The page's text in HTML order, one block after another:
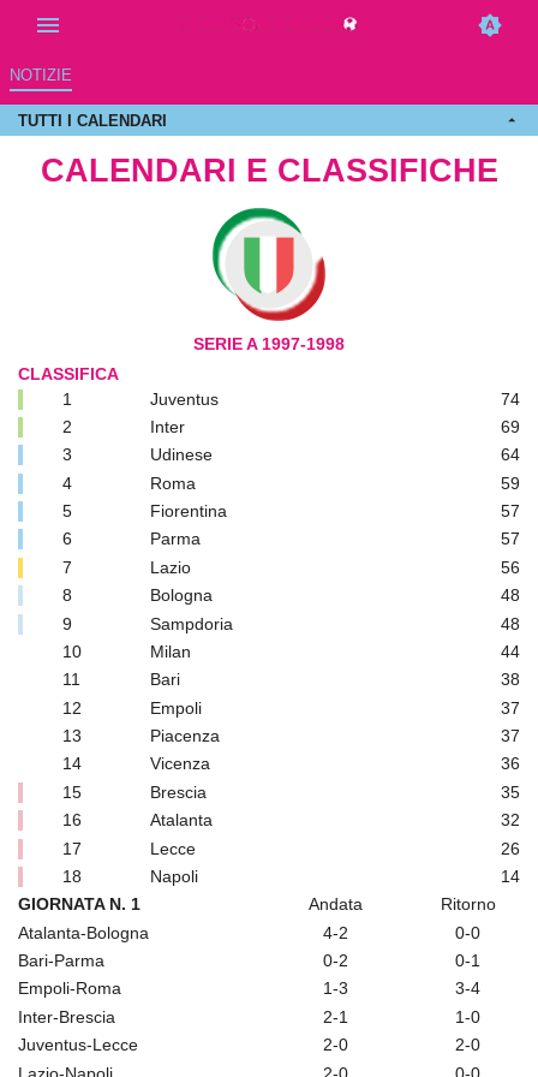
NOTIZIE
TUTTI I CALENDARI
CALENDARI E CLASSIFICHE
SERIE A 1997-1998
CLASSIFICA
1
Juventus
74
2
Inter
69
3
Udinese
64
4
Roma
59
5
Fiorentina
57
6
Parma
57
7
Lazio
56
8
Bologna
48
9
Sampdoria
48
10
Milan
44
11
Bari
38
12
Empoli
37
13
Piacenza
37
14
Vicenza
36
15
Brescia
35
16
Atalanta
32
17
Lecce
26
18
Napoli
14
GIORNATA N. 1
Andata
Ritorno
Atalanta-Bologna
4-2
0-0
Bari-Parma
0-2
0-1
Empoli-Roma
1-3
3-4
Inter-Brescia
2-1
1-0
Juventus-Lecce
2-0
2-0
Lazio-Napoli
2-0 0-0